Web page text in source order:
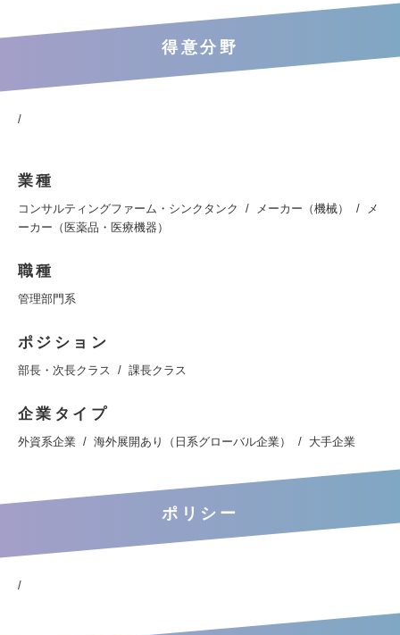
得意分野
/
業種
コンサルティングファーム・シンクタンク メーカー（機械）
メ
ーカー（医薬品・医療機器）
職種
管理部門系
ポジション
部長・次長クラス 課長クラス
企業タイプ
外資系企業 海外展開あり（日系グローバル企業） 大手企業
ポリシー
/